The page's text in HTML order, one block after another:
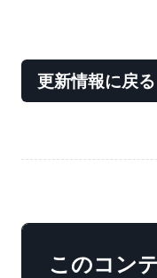
更新情報に戻る
このコン